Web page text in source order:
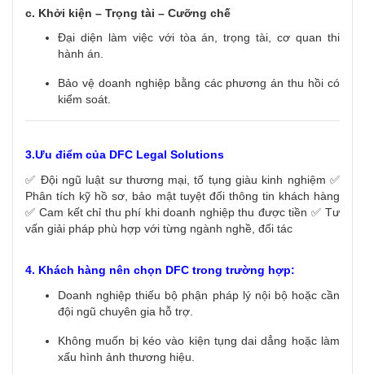
c. Khởi kiện – Trọng tài – Cưỡng chế
Đại diện làm việc với tòa án, trọng tài, cơ quan thi
hành án.
Bảo vệ doanh nghiệp bằng các phương án thu hồi có
kiểm soát.
3.Ưu điểm của DFC Legal Solutions
✅ Đội ngũ luật sư thương mại, tố tụng giàu kinh nghiệm ✅
Phân tích kỹ hồ sơ, bảo mật tuyệt đối thông tin khách hàng
✅ Cam kết chỉ thu phí khi doanh nghiệp thu được tiền ✅ Tư
vấn giải pháp phù hợp với từng ngành nghề, đối tác
4. Khách hàng nên chọn DFC trong trường hợp:
Doanh nghiệp thiếu bộ phận pháp lý nội bộ hoặc cần
đội ngũ chuyên gia hỗ trợ.
Không muốn bị kéo vào kiện tụng dai dẳng hoặc làm
xấu hình ảnh thương hiệu.